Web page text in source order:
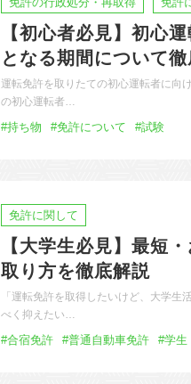
【初心者必見】初心
となる期間について
運転免許を取りたての初心運転者に向
の初心運転者…
#持ち物 #免許について #試験
免許に関して
【大学生必見】最短
取り方を徹底解説
「運転免許を取得したいけど、大学
べく抑えたい…
#合宿免許 #普通自動車免許 #学生